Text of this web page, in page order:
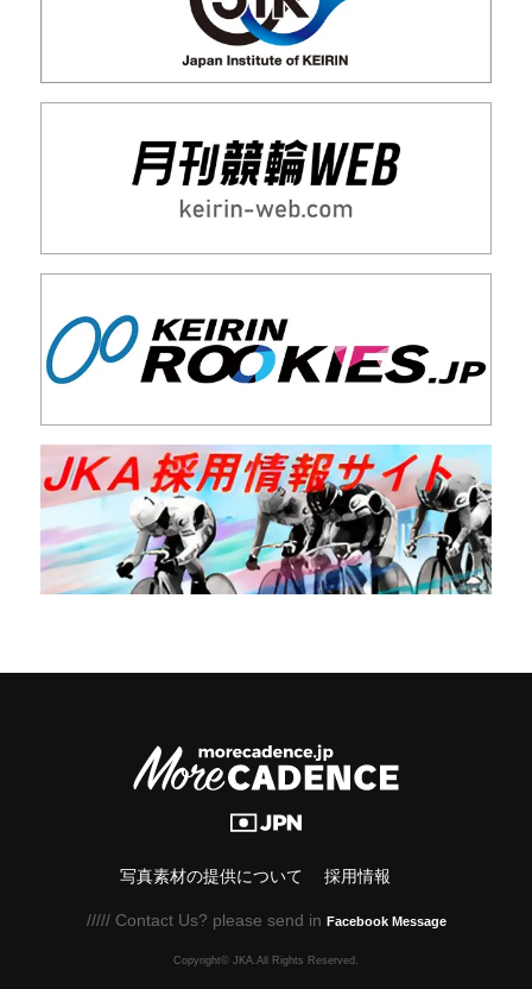
写真素材の提供について 採用情報
///// Contact Us? please send in Facebook Message
Copyright© JKA.All Rights Reserved.